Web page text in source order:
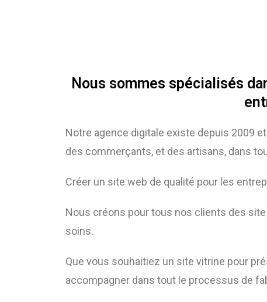
Nous sommes spécialisés
Notre agence digitale existe depuis 2009
des commerçants, et des artisans, dans
Créer un site web de qualité pour les
Nous créons pour tous nos clients des
soins.
Que vous souhaitiez un site vitrine pour
accompagner dans tout le processus de